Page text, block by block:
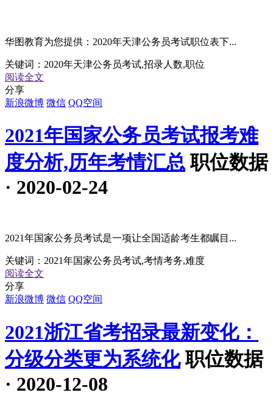
华图教育为您提供：2020年天津公务员考试职位表下...
关键词： 2020年天津公务员考试,招录人数,职位
阅读全文
分享
新浪微博 微信 QQ空间
2021年国家公务员考试报考难
度分析,历年考情汇总 职位数据
· 2020-02-24
2021年国家公务员考试是一项让全国适龄考生都瞩目...
关键词： 2021年国家公务员考试,考情考务,难度
阅读全文
分享
新浪微博 微信 QQ空间
2021浙江省考招录最新变化：
分级分类更为系统化 职位数据
· 2020-12-08